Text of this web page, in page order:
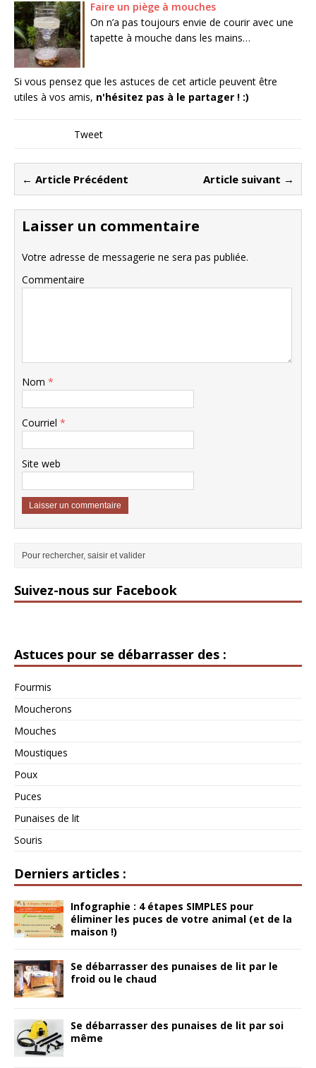
Faire un piège à mouches
On n’a pas toujours envie de courir avec une
tapette à mouche dans les mains…
Si vous pensez que les astuces de cet article peuvent être
utiles à vos amis, n'hésitez pas à le partager ! :)
Tweet
← Article Précédent Article suivant →
Laisser un commentaire
Votre adresse de messagerie ne sera pas publiée.
Commentaire
Nom *
Courriel *
Site web
Suivez-nous sur Facebook
Astuces pour se débarrasser des :
Fourmis
Moucherons
Mouches
Moustiques
Poux
Puces
Punaises de lit
Souris
Derniers articles :
Infographie : 4 étapes SIMPLES pour
éliminer les puces de votre animal (et de la
maison !)
Se débarrasser des punaises de lit par le
froid ou le chaud
Se débarrasser des punaises de lit par soi
même